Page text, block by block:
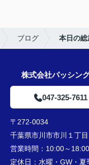
ブログ 本日の総
株式会社パッシン
047-325-7611
〒272-0034
千葉県市川市市川１丁
営業時間： 10:00～18:00
定休日： 水曜・GW・夏